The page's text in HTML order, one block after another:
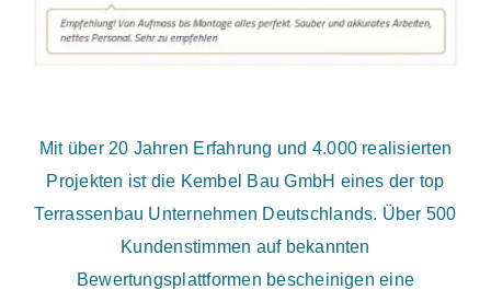
Mit über 20 Jahren Erfahrung und 4.000 realisierten
Projekten ist die Kembel Bau GmbH eines der top
Terrassenbau Unternehmen Deutschlands. Über 500
Kundenstimmen auf bekannten
Bewertungsplattformen bescheinigen eine